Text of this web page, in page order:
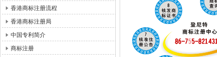
香港商标注册流程
香港商标注册局
中国专利简介
商标注册